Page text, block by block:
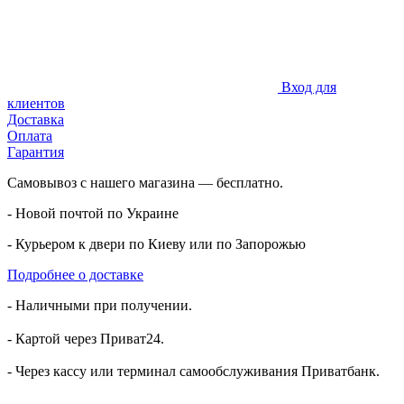
Вход для
клиентов
Доставка
Оплата
Гарантия
Самовывоз с нашего магазина — бесплатно.
- Новой почтой по Украине
- Курьером к двери по Киеву или по Запорожью
Подробнее о доставке
- Наличными при получении.
- Картой через Приват24.
- Через кассу или терминал самообслуживания Приватбанк.